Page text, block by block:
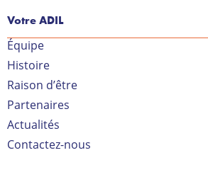
Votre ADIL
Équipe
Histoire
Raison d’être
Partenaires
Actualités
Contactez-nous